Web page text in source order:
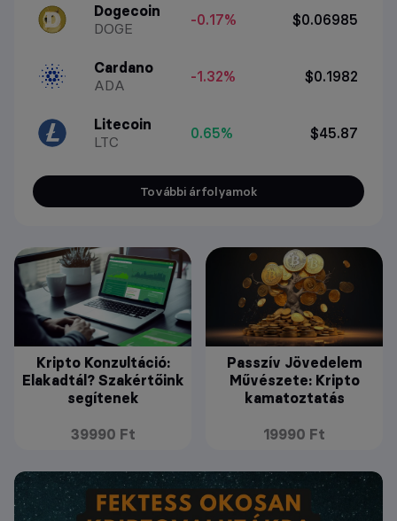
Dogecoin
DOGE
-0.17% $0.06985
Cardano
ADA
-1.32% $0.1982
Litecoin
LTC
0.65% $45.87
További árfolyamok
Kripto Konzultáció:
Elakadtál? Szakértőink
segítenek
39990 Ft
Passzív Jövedelem
Művészete: Kripto
kamatoztatás
19990 Ft